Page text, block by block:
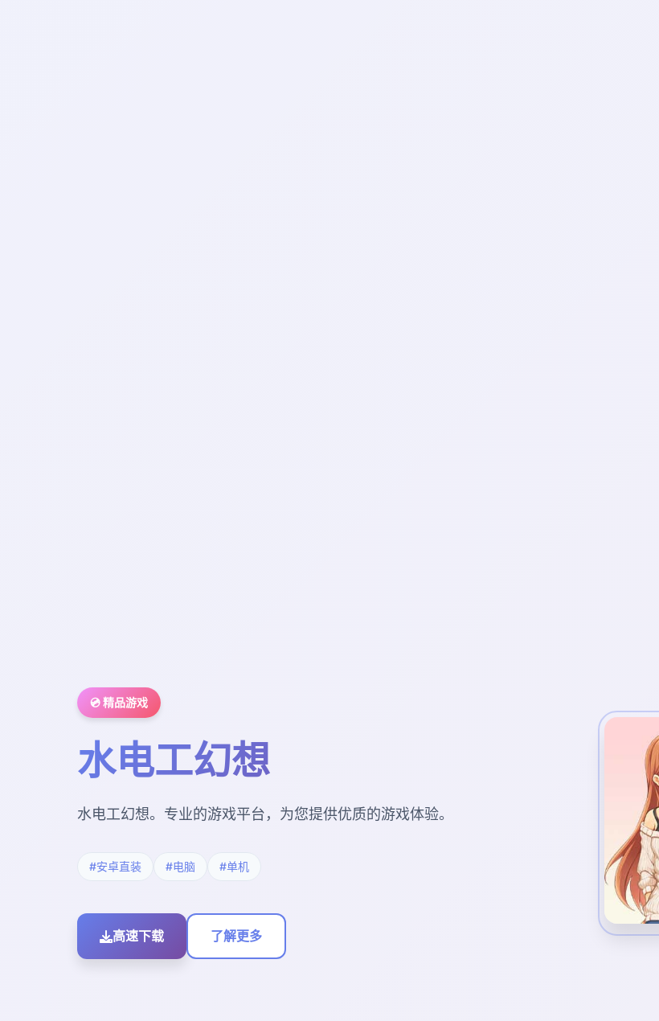
💿 精品游戏
水电工幻想
水电工幻想。专业的游戏平台，为您提供优质的游戏体验。
#安卓直装 #电脑 #单机
高速下载 了解更多